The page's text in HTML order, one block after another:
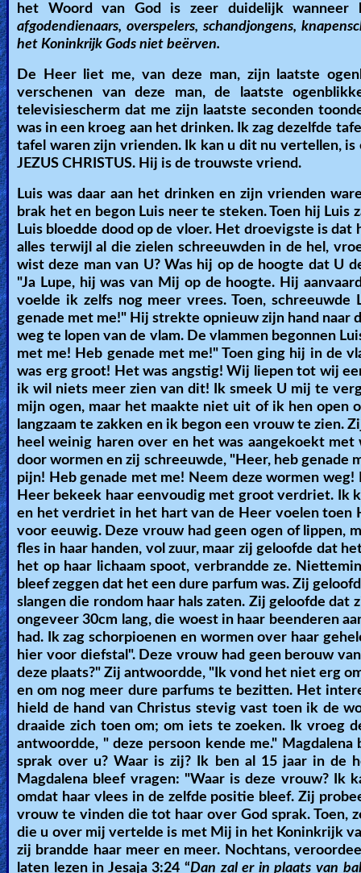
het Woord van God is zeer duidelijk
afgodendienaars, overspelers, schandjongens,
het Koninkrijk Gods niet beërven.
De Heer liet me, van deze man, zijn laatste
verschenen van deze man, de laatste
televisiescherm dat me zijn laatste seconden
was in een kroeg aan het drinken. Ik zag dezelfde
tafel waren zijn vrienden. Ik kan u dit nu vertellen, is
JEZUS CHRISTUS. Hij is de trouwste vriend.
Luis was daar aan het drinken en zijn vrienden
brak het en begon Luis neer te steken. Toen hij Luis
Luis bloedde dood op de vloer. Het droevigste is
alles terwijl al die zielen schreeuwden in de hel,
wist deze man van U? Was hij op de hoogte dat U
"Ja Lupe, hij was van Mij op de hoogte. Hij
voelde ik zelfs nog meer vrees. Toen,
genade met me!" Hij strekte opnieuw zijn hand naar
weg te lopen van de vlam. De vlammen begonnen
met me! Heb genade met me!" Toen ging hij in de
was erg groot! Het was angstig! Wij liepen tot wij
ik wil niets meer zien van dit! Ik smeek U mij te
mijn ogen, maar het maakte niet uit of ik hen open
langzaam te zakken en ik begon een vrouw te zien.
heel weinig haren over en het was aangekoekt
door wormen en zij schreeuwde, "Heer, heb
pijn! Heb genade met me! Neem deze wormen
Heer bekeek haar eenvoudig met groot verdriet. Ik
en het verdriet in het hart van de Heer voelen toen
voor eeuwig. Deze vrouw had geen ogen of lippen,
fles in haar handen, vol zuur, maar zij geloofde dat
het op haar lichaam spoot, verbrandde ze.
bleef zeggen dat het een dure parfum was. Zij
slangen die rondom haar hals zaten. Zij geloofde
ongeveer 30cm lang, die woest in haar beenderen
had. Ik zag schorpioenen en wormen over haar
hier voor diefstal". Deze vrouw had geen berouw
deze plaats?" Zij antwoordde, "Ik vond het niet erg
en om nog meer dure parfums te bezitten. Het
hield de hand van Christus stevig vast toen ik de
draaide zich toen om; om iets te zoeken. Ik vroeg
antwoordde, " deze persoon kende me."
sprak over u? Waar is zij? Ik ben al 15 jaar in de
Magdalena bleef vragen: "Waar is deze vrouw? Ik
omdat haar vlees in de zelfde positie bleef. Zij
vrouw te vinden die tot haar over God sprak. Toen,
die u over mij vertelde is met Mij in het Koninkrijk
zij brandde haar meer en meer. Nochtans,
laten lezen in Jesaja 3:24 “Dan zal er in plaats van